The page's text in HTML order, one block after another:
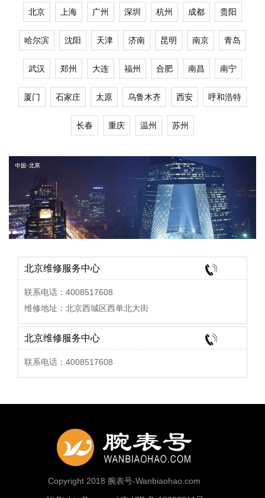
北京 上海 广州 深圳 杭州 成都 贵阳
哈尔滨 沈阳 天津 济南 昆明 南京 青岛
武汉 郑州 大连 福州 合肥 南昌 南宁
厦门 石家庄 太原 乌鲁木齐 西安 呼和浩特
长春 重庆 温州 苏州
北京维修服务中心
联系电话：4008517608
维修地址：北京西城区西单北大街
北京维修服务中心
联系电话：4008517608
Copyright 2018 腕表号-Wanbiaohao.com